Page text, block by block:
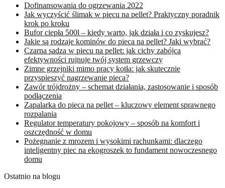
Dofinansowania do ogrzewania 2022
Jak wyczyścić ślimak w piecu na pellet? Praktyczny poradnik
krok po kroku
Bufor ciepła 500l – kiedy warto, jak działa i co zyskujesz?
Jakie są rodzaje kominów do pieca na pellet? Jaki wybrać?
Czarna sadza w piecu na pellet: jak cichy zabójca
efektywności rujnuje twój system grzewczy
Zimne grzejniki mimo pracy kotła: jak skutecznie
przyspieszyć nagrzewanie pieca?
Zawór trójdrożny – schemat działania, zastosowanie i sposób
podłączenia
Zapalarka do pieca na pellet – kluczowy element sprawnego
rozpalania
Regulator temperatury pokojowy – sposób na komfort i
oszczędność w domu
Pożegnanie z mrozem i wysokimi rachunkami: dlaczego
inteligentny piec na ekogroszek to fundament nowoczesnego
domu
Ostatnio na blogu